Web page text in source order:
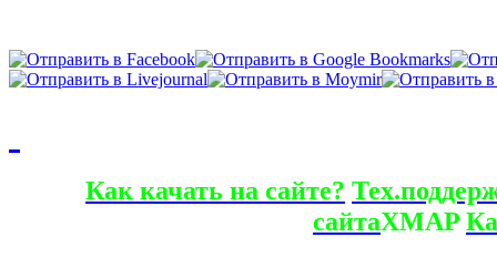
Как качать на сайте?
сайтаXMAP